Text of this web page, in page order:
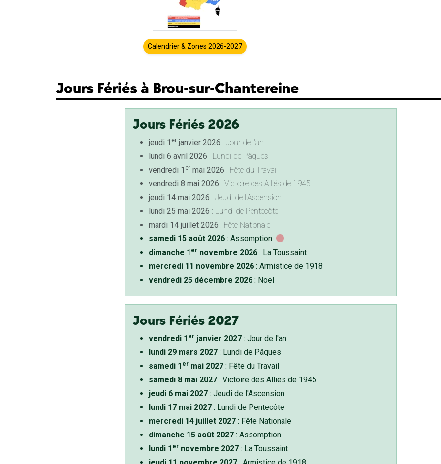
Calendrier & Zones 2026-2027
Jours Fériés à Brou-sur-Chantereine
Jours Fériés 2026
jeudi 1 erjanvier 2026 : Jour de l'an
lundi 6 avril 2026 : Lundi de Pâques
vendredi 1 ermai 2026 : Fête du Travail
vendredi 8 mai 2026 : Victoire des Alliés de 1945
jeudi 14 mai 2026 : Jeudi de l'Ascension
lundi 25 mai 2026 : Lundi de Pentecôte
mardi 14 juillet 2026 : Fête Nationale
samedi 15 août 2026: Assomption
dimanche 1 ernovembre 2026: La Toussaint
mercredi 11 novembre 2026: Armistice de 1918
vendredi 25 décembre 2026: Noël
Jours Fériés 2027
vendredi 1 erjanvier 2027: Jour de l'an
lundi 29 mars 2027: Lundi de Pâques
samedi 1 ermai 2027: Fête du Travail
samedi 8 mai 2027: Victoire des Alliés de 1945
jeudi 6 mai 2027: Jeudi de l'Ascension
lundi 17 mai 2027: Lundi de Pentecôte
mercredi 14 juillet 2027: Fête Nationale
dimanche 15 août 2027: Assomption
lundi 1 ernovembre 2027: La Toussaint
jeudi 11 novembre 2027: Armistice de 1918